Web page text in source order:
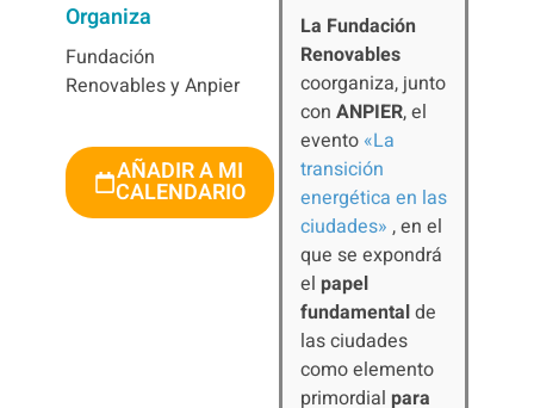
Organiza
Fundación
Renovables y Anpier
AÑADIR A MI
CALENDARIO
La Fundación
Renovables
coorganiza, junto
con ANPIER, el
evento «La
transición
energética en las
ciudades» , en el
que se expondrá
el papel
fundamentalde
las ciudades
como elemento
primordial para